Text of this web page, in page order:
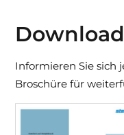
Informieren Sie sich
Broschüre für